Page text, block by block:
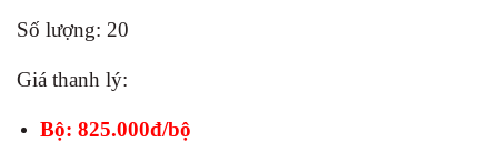
Số lượng: 20
Giá thanh lý:
Bộ: 825.000đ/bộ